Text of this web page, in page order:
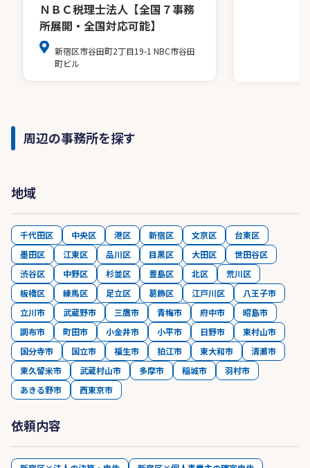
ＮＢＣ税理士法人【全国７事務
所展開・全国対応可能】
新宿区市谷田町2丁目19-1 NBC市谷田
町ビル
周辺の事務所を探す
地域
千代田区 中央区 港区 新宿区 文京区
台東区
墨田区
江東区 品川区 目黒区 大田区
世田谷区
渋谷区
中野区 杉並区 豊島区 北区
荒川区
板橋区
練馬区 足立区 葛飾区 江戸川区
八王子市
立川市
武蔵野市 三鷹市 青梅市 府中市
昭島市
調布市
町田市 小金井市 小平市 日野市
東村山市
国分寺市
国立市 福生市 狛江市 東大和市
清瀬市
東久留米市
武蔵村山市 多摩市 稲城市
羽村市
あきる野市
西東京市
依頼内容